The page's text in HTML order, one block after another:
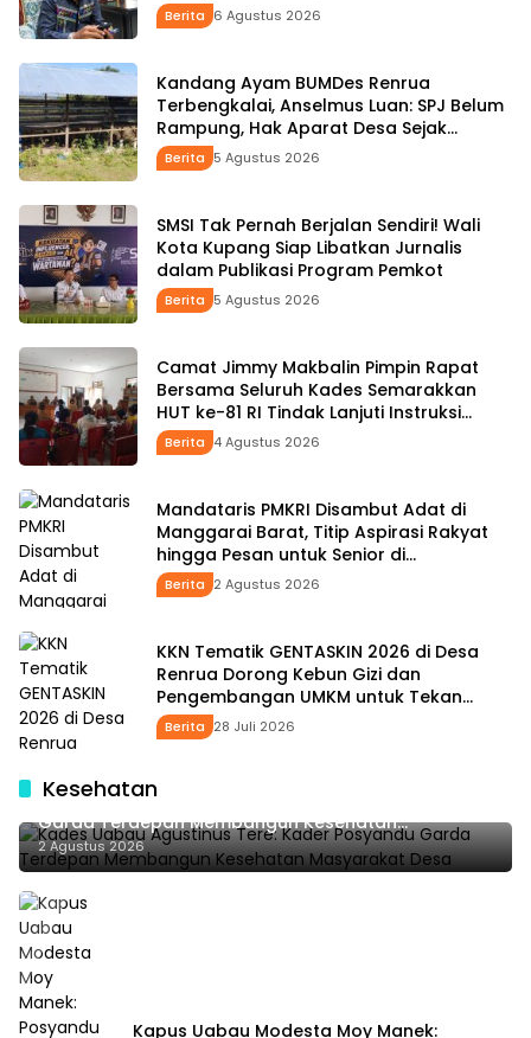
Berita 6 Agustus 2026
Kandang Ayam BUMDes Renrua
Terbengkalai, Anselmus Luan: SPJ Belum
Rampung, Hak Aparat Desa Sejak
Januari Belum Dibayar
Berita 5 Agustus 2026
SMSI Tak Pernah Berjalan Sendiri! Wali
Kota Kupang Siap Libatkan Jurnalis
dalam Publikasi Program Pemkot
Berita 5 Agustus 2026
Camat Jimmy Makbalin Pimpin Rapat
Bersama Seluruh Kades Semarakkan
HUT ke-81 RI Tindak Lanjuti Instruksi
Bupati SBS dan Wabup HMS
Berita 4 Agustus 2026
Mandataris PMKRI Disambut Adat di
Manggarai Barat, Titip Aspirasi Rakyat
hingga Pesan untuk Senior di
Pemerintahan
Berita 2 Agustus 2026
KKN Tematik GENTASKIN 2026 di Desa
Renrua Dorong Kebun Gizi dan
Pengembangan UMKM untuk Tekan
Stunting
Berita 28 Juli 2026
Kesehatan
Kades Uabau Agustinus Tere: Kader Posyandu
Garda Terdepan Membangun Kesehatan
Masyarakat Desa
2 Agustus 2026
Kapus Uabau Modesta Moy Manek: